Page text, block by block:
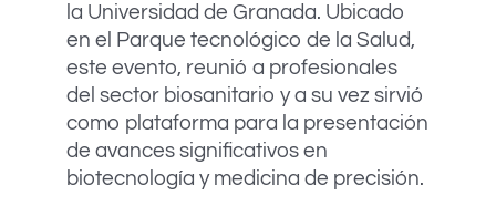
la Universidad de Granada. Ubicado
en el Parque tecnológico de la Salud,
este evento, reunió a profesionales
del sector biosanitario y a su vez sirvió
como plataforma para la presentación
de avances significativos en
biotecnología y medicina de precisión.